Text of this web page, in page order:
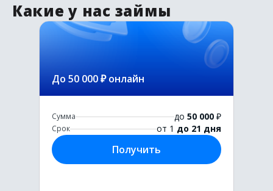
Какие у нас займы
До 50 000 ₽ онлайн
Сумма до 50 000 ₽
Срок от 1 до 21 дня
Получить